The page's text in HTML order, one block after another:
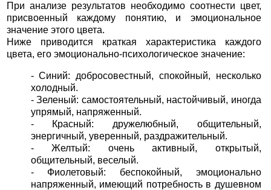
При анализе результатов необходимо соотнести цвет,
присвоенный каждому понятию, и эмоциональное
значение этого цвета.
Ниже приводится краткая характеристика каждого
цвета, его эмоционально-психологическое значение:
- Синий: добросовестный, спокойный, несколько
холодный.
- Зеленый: самостоятельный, настойчивый, иногда
упрямый, напряженный.
- Красный: дружелюбный, общительный,
энергичный, уверенный, раздражительный.
- Желтый: очень активный, открытый,
общительный, веселый.
- Фиолетовый: беспокойный, эмоционально
напряженный, имеющий потребность в душевном